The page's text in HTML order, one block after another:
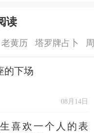
读
老黄历 塔罗牌占卜
的下场
08月14日
喜欢一个人的表